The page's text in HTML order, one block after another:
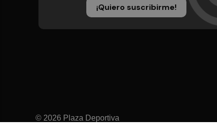
¡Quiero suscribirme!
© 2026 Plaza Deportiva